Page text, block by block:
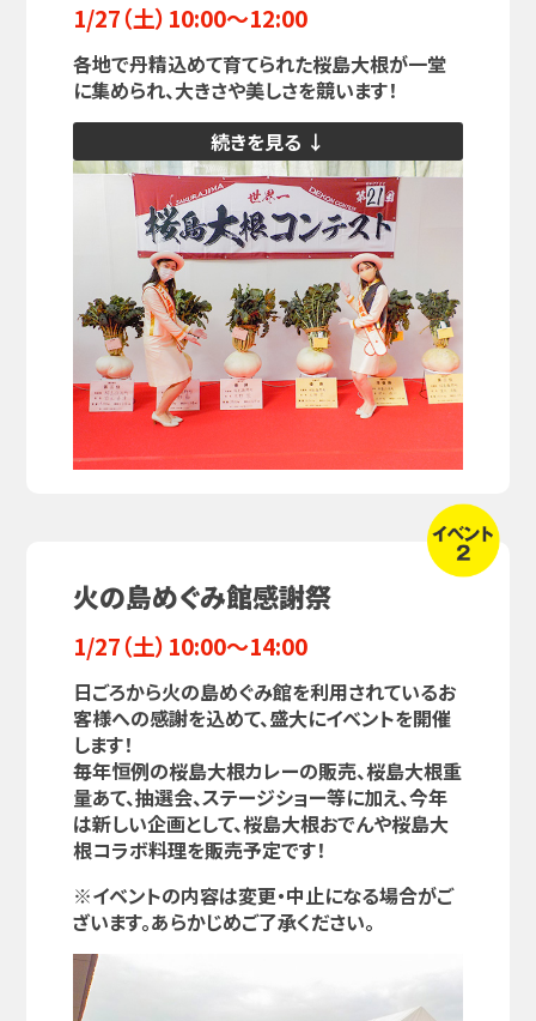
1/27（土）10:00～12:00
各地で丹精込めて育てられた桜島大根が一堂
に集められ、大きさや美しさを競います！
火の島めぐみ館感謝祭
1/27（土）10:00～14:00
日ごろから火の島めぐみ館を利用されているお
客様への感謝を込めて、盛大にイベントを開催
します！
毎年恒例の桜島大根カレーの販売、桜島大根重
量あて、抽選会、ステージショー等に加え、今年
は新しい企画として、桜島大根おでんや桜島大
根コラボ料理を販売予定です！
※イベントの内容は変更・中止になる場合がご
ざいます。あらかじめご了承ください。